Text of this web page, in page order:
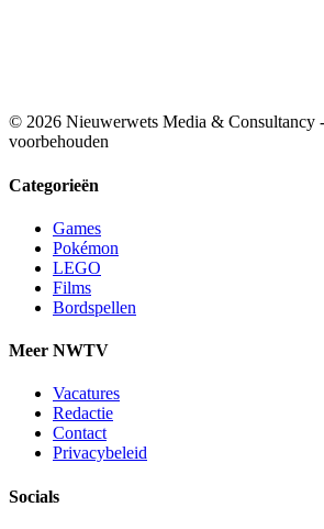
© 2026 Nieuwerwets Media & Consultancy
voorbehouden
Categorieën
Games
Pokémon
LEGO
Films
Bordspellen
Meer NWTV
Vacatures
Redactie
Contact
Privacybeleid
Socials